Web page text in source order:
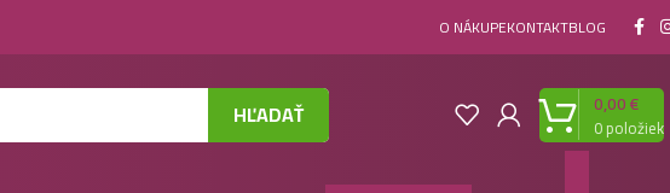
O NÁKUPEKONTAKTBLOG
HĽADAŤ 0položiek
0,00€